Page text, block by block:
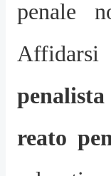
penale
reato